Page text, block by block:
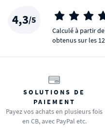
4,3/5
Calculé à partir
obtenus sur les
SOLUTIONS DE
PAIEMENT
Payez vos achats en plusieurs fois
en CB, avec PayPal etc.